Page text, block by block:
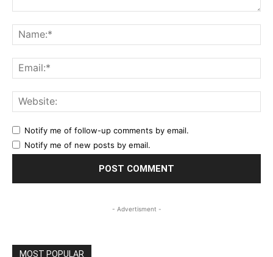
Notify me of follow-up comments by email.
Notify me of new posts by email.
- Advertisment -
MOST POPULAR